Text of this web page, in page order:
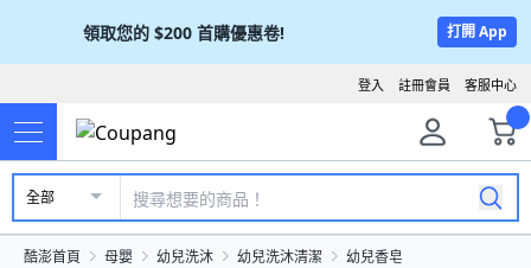
領取您的 $200 首購優惠卷! 打開 App
客服中心
註冊會員
登入
全部
酷澎首頁 母嬰 幼兒洗沐 幼兒洗沐清潔 幼兒香皂